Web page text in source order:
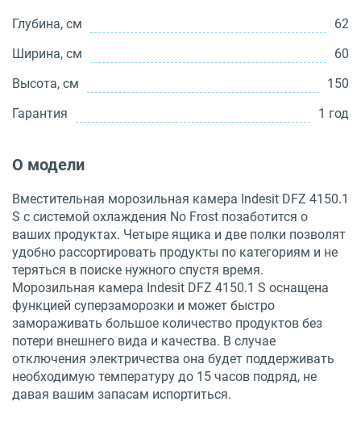
Глубина, см
62
Ширина, см
60
Высота, см
150
Гарантия
1 год
О модели
Вместительная морозильная камера Indesit DFZ 4150.1
S с системой охлаждения No Frost позаботится о
ваших продуктах. Четыре ящика и две полки позволят
удобно рассортировать продукты по категориям и не
теряться в поиске нужного спустя время.
Морозильная камера Indesit DFZ 4150.1 S оснащена
функцией суперзаморозки и может быстро
замораживать большое количество продуктов без
потери внешнего вида и качества. В случае
отключения электричества она будет поддерживать
необходимую температуру до 15 часов подряд, не
давая вашим запасам испортиться.